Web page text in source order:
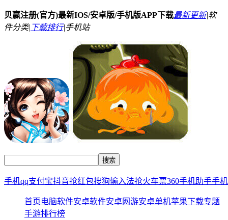
贝赢注册(官方)最新IOS/安卓版/手机版APP下载最新更新|软
件分类| 下载排行|手机站
手机qq支付宝抖音抢红包搜狗输入法抢火车票360手机助手手
首页电脑软件安卓软件安卓网游安卓单机苹果下载专题
手游排行榜